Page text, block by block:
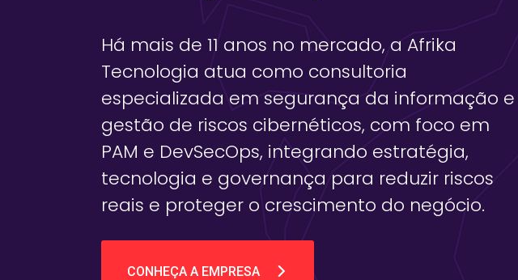
Há mais de 11 anos no mercado, a Afrika
Tecnologia atua como consultoria
especializada em segurança da informação e
gestão de riscos cibernéticos, com foco em
PAM e DevSecOps, integrando estratégia,
tecnologia e governança para reduzir riscos
reais e proteger o crescimento do negócio.
CONHEÇA A EMPRESA